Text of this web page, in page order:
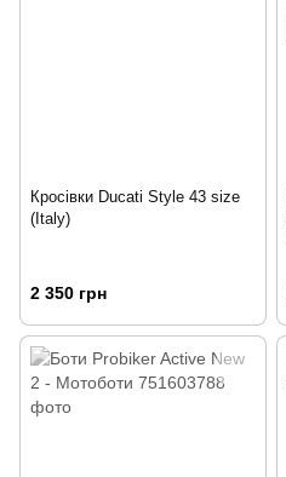
Кросівки Ducati Style 43 size
(Italy)
2 350 грн